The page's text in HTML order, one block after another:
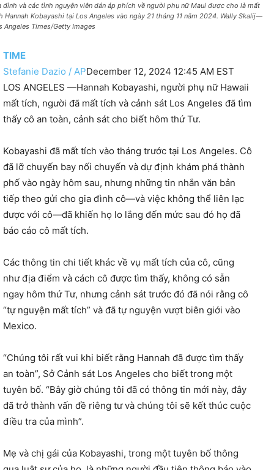
đình và các tình nguyện viên dán áp phích về người phụ nữ Maui được cho là mất
Hannah Kobayashi tại Los Angeles vào ngày 21 tháng 11 năm 2024. Wally Skalij—
Angeles Times/Getty Images
TIME
Stefanie Dazio / APDecember 12, 2024 12:45 AM EST
LOS ANGELES —Hannah Kobayashi, người phụ nữ Hawaii
mất tích, người đã mất tích và cảnh sát Los Angeles đã tìm
thấy cô an toàn, cảnh sát cho biết hôm thứ Tư.
Kobayashi đã mất tích vào tháng trước tại Los Angeles. Cô
đã lỡ chuyến bay nối chuyến và dự định khám phá thành
phố vào ngày hôm sau, nhưng những tin nhắn văn bản
tiếp theo gửi cho gia đình cô—và việc không thể liên lạc
được với cô—đã khiến họ lo lắng đến mức sau đó họ đã
báo cáo cô mất tích.
Các thông tin chi tiết khác về vụ mất tích của cô, cũng
như địa điểm và cách cô được tìm thấy, không có sẵn
ngay hôm thứ Tư, nhưng cảnh sát trước đó đã nói rằng cô
“tự nguyện mất tích” và đã tự nguyện vượt biên giới vào
Mexico.
“Chúng tôi rất vui khi biết rằng Hannah đã được tìm thấy
an toàn”, Sở Cảnh sát Los Angeles cho biết trong một
tuyên bố. “Bây giờ chúng tôi đã có thông tin mới này, đây
đã trở thành vấn đề riêng tư và chúng tôi sẽ kết thúc cuộc
điều tra của mình”.
Mẹ và chị gái của Kobayashi, trong một tuyên bố thông